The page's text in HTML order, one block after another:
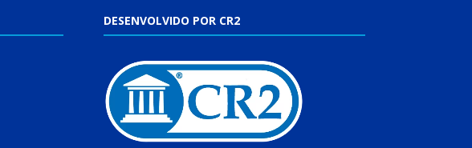
DESENVOLVIDO POR CR2